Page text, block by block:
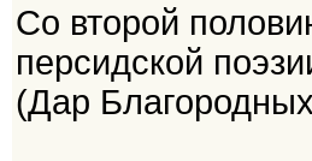
Со второй
персидской
(Дар